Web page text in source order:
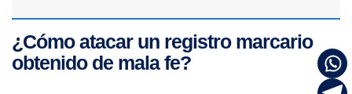
¿Cómo atacar un registro marcario
obtenido de mala fe?